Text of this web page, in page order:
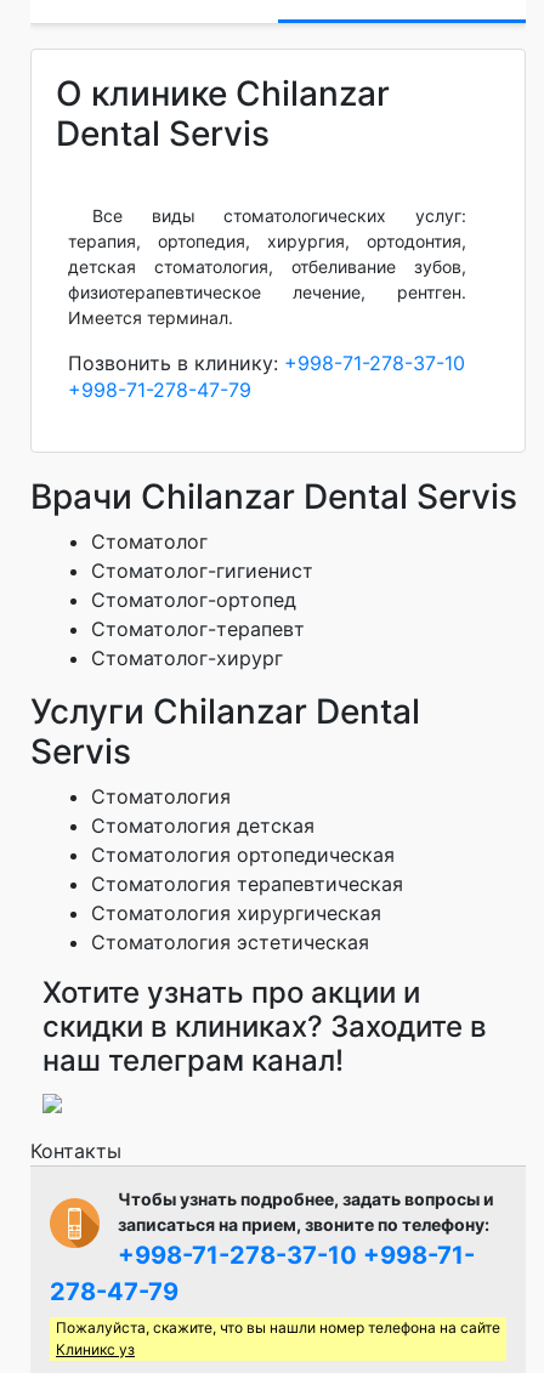
О клинике Chilanzar
Dental Servis
Все виды стоматологических услуг:
терапия, ортопедия, хирургия, ортодонтия,
детская стоматология, отбеливание зубов,
физиотерапевтическое лечение, рентген.
Имеется терминал.
Позвонить в клинику: +998-71-278-37-10
+998-71-278-47-79
Врачи Chilanzar Dental Servis
Стоматолог
Стоматолог-гигиенист
Стоматолог-ортопед
Стоматолог-терапевт
Стоматолог-хирург
Услуги Chilanzar Dental
Servis
Стоматология
Стоматология детская
Стоматология ортопедическая
Стоматология терапевтическая
Стоматология хирургическая
Стоматология эстетическая
Хотите узнать про акции и
скидки в клиниках? Заходите в
наш телеграм канал!
Контакты
Чтобы узнать подробнее, задать вопросы и
записаться на прием, звоните по телефону:
+998-71-278-37-10 +998-71-
278-47-79
Пожалуйста, скажите, что вы нашли номер телефона на сайте
Клиникс уз